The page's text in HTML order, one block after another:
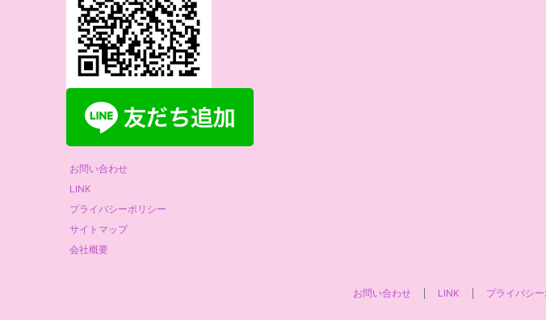
お問い合わせ
LINK
プライバシーポリシー
サイトマップ
会社概要
お問い合わせ LINK プライバシ